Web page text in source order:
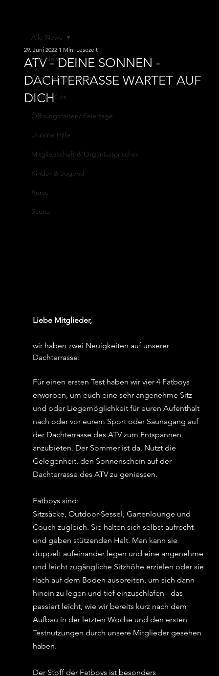
1845 e.V.
Alle News
Corona-Regelungen
Neuer Kurs
Öffnungszeiten/ Feiertage
Ukraine Hilfe
Mitgliedschaft & Organisatorisches
Kinder & Jugend
Kurse
Sauna
Alle News
ATV - DEINE SONNEN -
DACHTERRASSE WARTET AUF
DICH
29. Juni 2022 1 Min. Lesezeit
Liebe Mitglieder,
wir haben zwei Neuigkeiten auf unserer
Dachterrasse:
Für einen ersten Test haben wir vier 4 Fatboys
erworben, um euch eine sehr angenehme Sitz-
und oder Liegemöglichkeit für euren Aufenthalt
nach oder vor eurem Sport oder Saunagang auf
der Dachterrasse des ATV zum Entspannen
anzubieten. Der Sommer ist da. Nutzt die
Gelegenheit, den Sonnenschein auf der
Dachterrasse des ATV zu geniessen.
Fatboys sind:
Sitzsäcke, Outdoor-Sessel, Gartenlounge und
Couch zugleich. Sie halten sich selbst aufrecht
und geben stützenden Halt. Man kann sie
doppelt aufeinander legen und eine angenehme
und leicht zugängliche Sitzhöhe erzielen oder sie
flach auf dem Boden ausbreiten, um sich dann
hinein zu legen und tief einzuschlafen - das
passiert leicht, wie wir bereits kurz nach dem
Aufbau in der letzten Woche und den ersten
Testnutzungen durch unsere Mitglieder gesehen
haben.
Der Stoff der Fatboys ist besonders